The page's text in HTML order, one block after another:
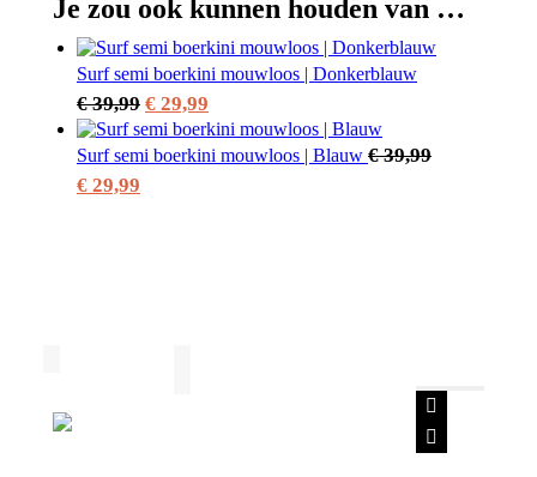
on
X
on
Pinterest
on
LinkedIn
on
WhatsApp
on
Facebook
Je zou ook kunnen houden van …
Surf semi boerkini mouwloos | Donkerblauw
€39,99 Oorspronkelijke
prijs
was:
€ 29,99
prijs
is:
Surf semi boerkini mouwloos | Blauw €39,99
Oorspronkelijke
€ 29,99
Facebook
Instagram